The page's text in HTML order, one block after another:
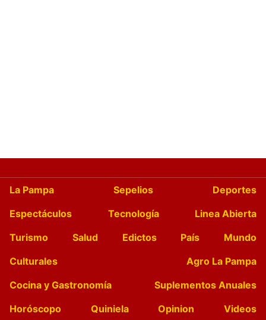
La Pampa Sepelios
Deportes
Espectáculos
Tecnología
Linea Abierta
Turismo
Salud Edictos País
Mundo
Culturales
Agro La Pampa
Cocina y Gastronomía
Suplementos Anuales
Horóscopo
Quiniela Opinion
Videos